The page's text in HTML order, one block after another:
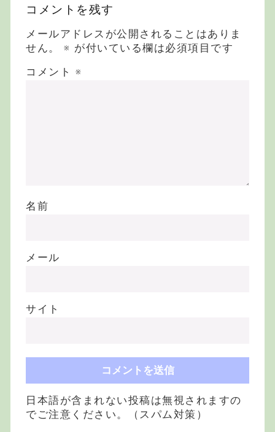
コメントを残す
メールアドレスが公開されることはありま
せん。
※ が付いている欄は必須項目です
コメント ※
名前
メール
サイト
日本語が含まれない投稿は無視されますの
でご注意ください。（スパム対策）